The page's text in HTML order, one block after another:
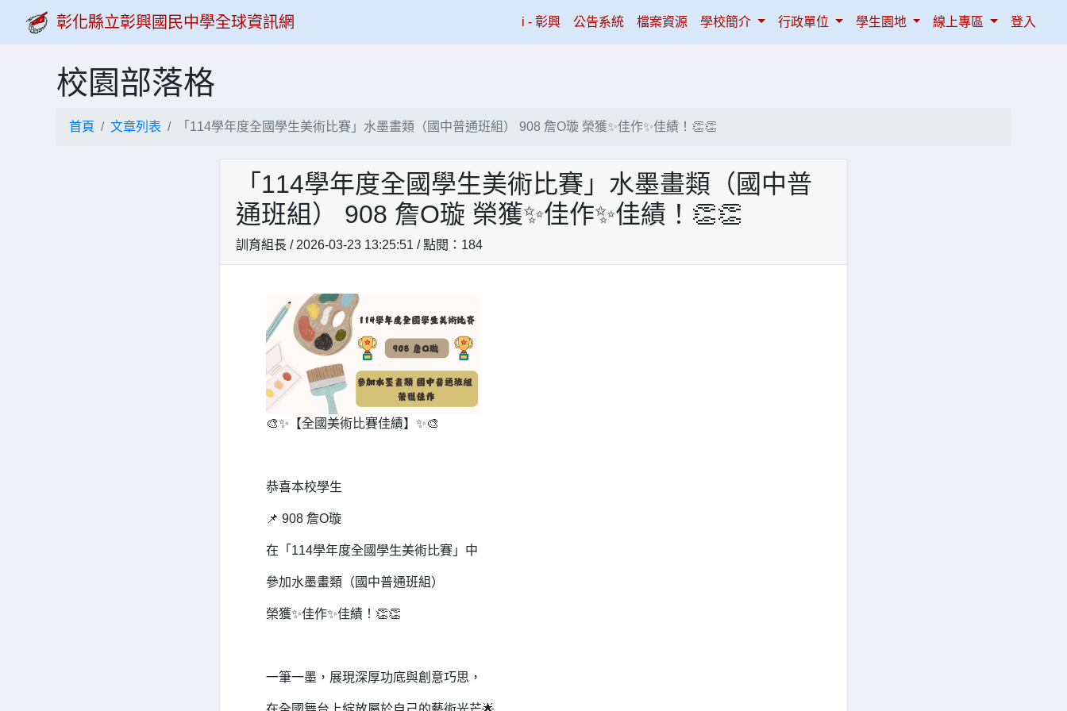
彰化縣立彰興國民中學全球資訊網 i - 彰興(current)
公告系統 檔案資源 學校簡介 行政單位 學生園地 線上專區 登入
校園部落格
首頁 文章列表 「114學年度全國學生美術比賽」水墨畫類（國中普通班組） 908 詹O璇 榮獲✨佳作✨佳績！👏👏
「114學年度全國學生美術比賽」水墨畫類（國中普
通班組） 908 詹O璇 榮獲✨佳作✨佳績！👏👏
訓育組長 / 2026-03-23 13:25:51 / 點閱：184
🎨✨【全國美術比賽佳績】✨🎨
恭喜本校學生
📌 908 詹O璇
在「114學年度全國學生美術比賽」中
參加水墨畫類（國中普通班組）
榮獲✨佳作✨佳績！👏👏
一筆一墨，展現深厚功底與創意巧思，